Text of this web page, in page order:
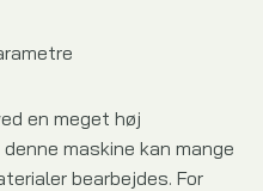
en meget høj
maskine kan mange
bearbejdes. For